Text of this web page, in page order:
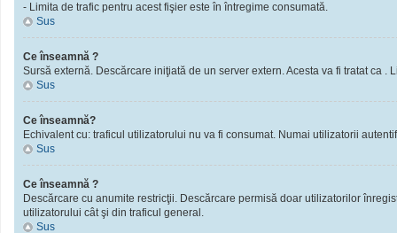
- Limita de trafic pentru acest fişier este în întregime consumată.
Sus
Ce înseamnă ?
Sursă externă. Descărcare iniţiată de un server extern. Acesta va fi tratat ca
Sus
Ce înseamnă?
Echivalent cu: traficul utilizatorului nu va fi consumat. Numai utilizatorii
Sus
Ce înseamnă ?
Descărcare cu anumite restricţii. Descărcare permisă doar utilizatorilor
utilizatorului cât şi din traficul general.
Sus